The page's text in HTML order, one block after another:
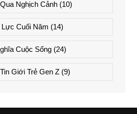
Nghịch Cảnh (10)
Lực Cuối Năm (14)
Cuộc Sống(24)
Giới Trẻ Gen Z(9)